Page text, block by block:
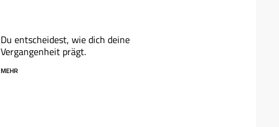
Du entscheidest, wie dich deine
Vergangenheit prägt.
MEHR